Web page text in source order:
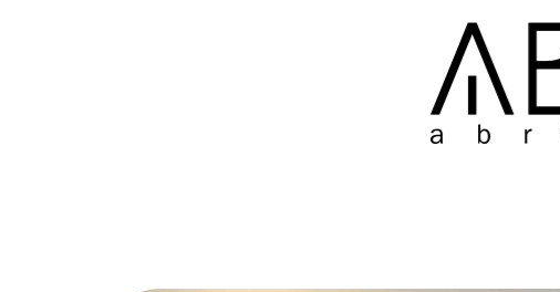
خروج از حساب
کاربری